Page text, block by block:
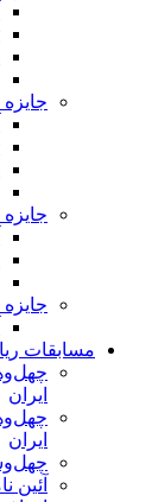
مسابقات
ایران
ایران
آئین